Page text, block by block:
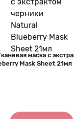
маска с
Mask Sheet 21мл